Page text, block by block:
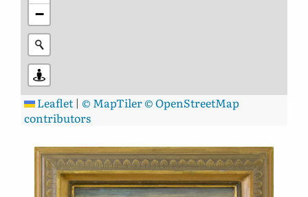
−
Leaflet | © MapTiler© OpenStreetMap
contributors